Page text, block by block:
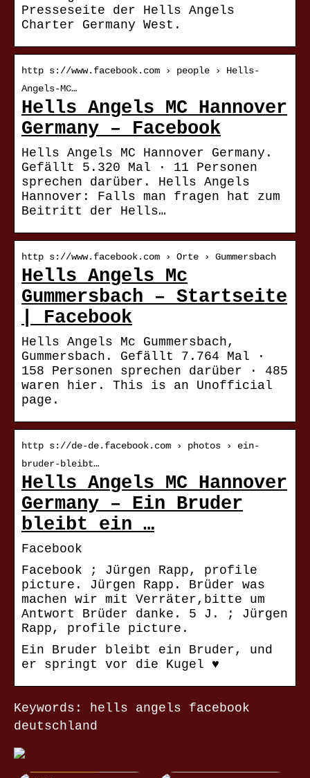
Presseseite der Hells Angels
Charter Germany West.
http s://www.facebook.com › people › Hells-
Angels-MC…
Hells Angels MC Hannover
Germany – Facebook
Hells Angels MC Hannover Germany.
Gefällt 5.320 Mal · 11 Personen
sprechen darüber. Hells Angels
Hannover: Falls man fragen hat zum
Beitritt der Hells…
http s://www.facebook.com › Orte › Gummersbach
Hells Angels Mc
Gummersbach – Startseite
| Facebook
Hells Angels Mc Gummersbach,
Gummersbach. Gefällt 7.764 Mal ·
158 Personen sprechen darüber · 485
waren hier. This is an Unofficial
page.
http s://de-de.facebook.com › photos › ein-
bruder-bleibt…
Hells Angels MC Hannover
Germany – Ein Bruder
bleibt ein …
Facebook
Facebook ; Jürgen Rapp, profile
picture. Jürgen Rapp. Brüder was
machen wir mit Verräter,bitte um
Antwort Brüder danke. 5 J. ; Jürgen
Rapp, profile picture.
Ein Bruder bleibt ein Bruder, und
er springt vor die Kugel ♥
Keywords: hells angels facebook
deutschland